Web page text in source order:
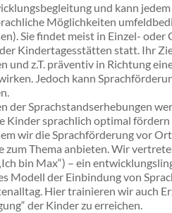
und kann
Möglichkeiten
Sie findet meist in Einzel-
Kindertagesstätten statt. Ihr
und z.T. präventiv in Richtung
Jedoch kann
der Sprachstandserhebungen
sprachlich optimal fördern
wir die Sprachförderung vor
zum Thema anbieten. Wir
bin Max“) – ein
Modell der Einbindung von
Hier trainieren wir auch
der Kinder zu erreichen.